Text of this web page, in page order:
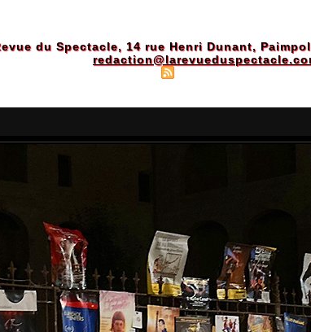
du Spectacle, 14 rue Henri Dunant,